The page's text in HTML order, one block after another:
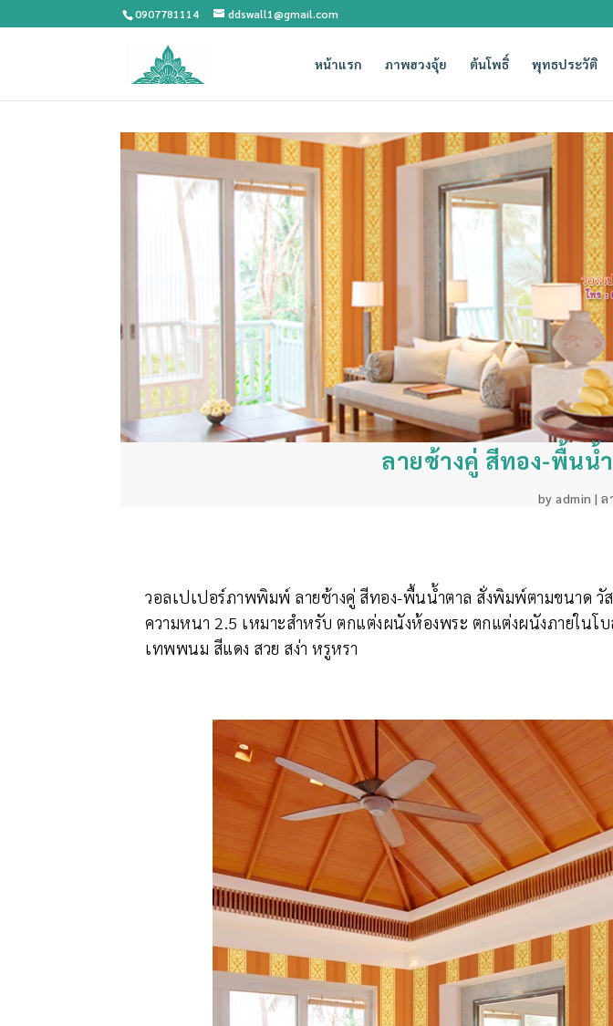
0907781114 ddswall1@gmail.com
หน้าแรก ภาพฮวงจุ้ย ต้นโพธิ์ พุทธประวัติ
ลายช้างคู่ สีทอง-พื้นน้
by admin | ล
วอลเปเปอร์ภาพพิมพ์ ลายช้างคู่ สีทอง-พื้นน้ำตาล สั่งพิมพ์ตามขนาด
ความหนา 2.5 เหมาะสำหรับ ตกแต่งผนังห้องพระ ตกแต่งผนังภายใน
เทพพนม สีแดง สวย สง่า หรูหรา